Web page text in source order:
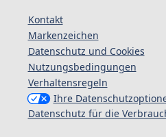
Kontakt
Markenzeichen
Datenschutz und Cookies
Nutzungsbedingungen
Verhaltensregeln
Ihre
Datenschutz für die